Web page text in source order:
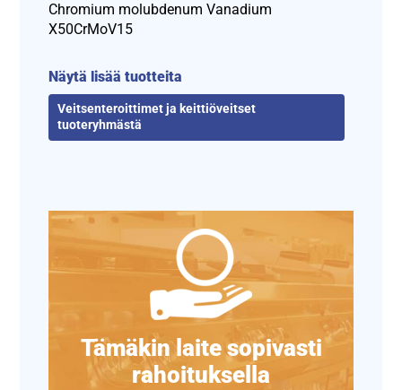
Chromium molubdenum Vanadium
X50CrMoV15
Näytä lisää tuotteita
Veitsenteroittimet ja keittiöveitset
tuoteryhmästä
Tämäkin laite sopivasti
rahoituksella